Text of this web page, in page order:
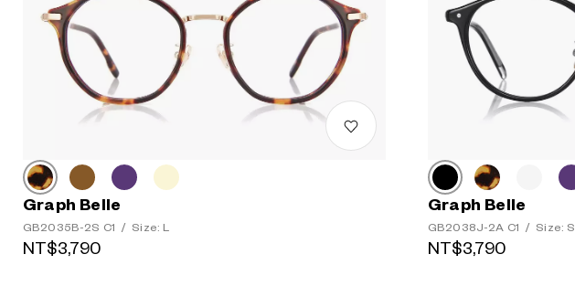
Graph Belle
GB2035B-2S C1 / Size: L
NT$3,790
Graph Belle
GB2038J-2A C1 / Size: S
NT$3,790